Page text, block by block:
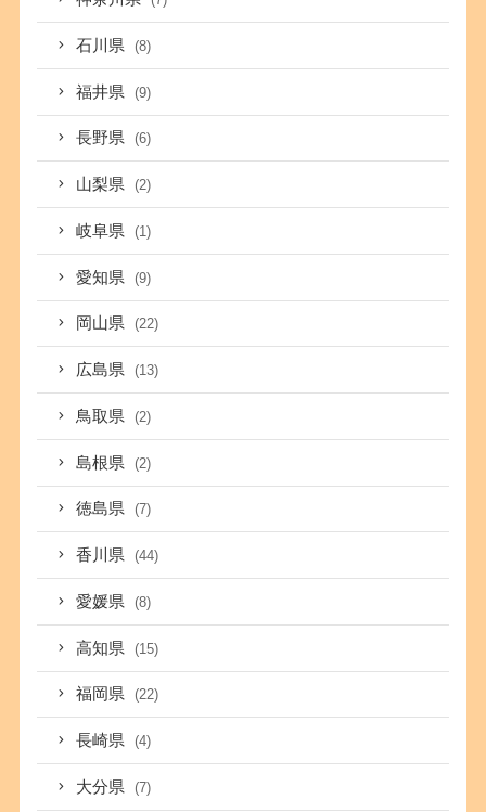
石川県 (8)
福井県 (9)
長野県 (6)
山梨県 (2)
岐阜県 (1)
愛知県 (9)
岡山県 (22)
広島県 (13)
鳥取県 (2)
島根県 (2)
徳島県 (7)
香川県 (44)
愛媛県 (8)
高知県 (15)
福岡県 (22)
長崎県 (4)
大分県 (7)